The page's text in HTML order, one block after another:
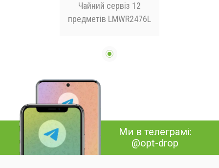
Чайний сервіз 12
предметів LMWR2476L
Ми в телеграмі:
@opt-drop